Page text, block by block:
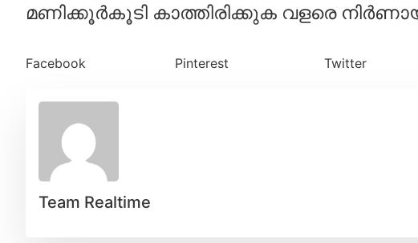
മണിക്കൂർകൂടി കാത്തിരിക്കുക വളരെ
Facebook Pinterest Twitter
Team Realtime